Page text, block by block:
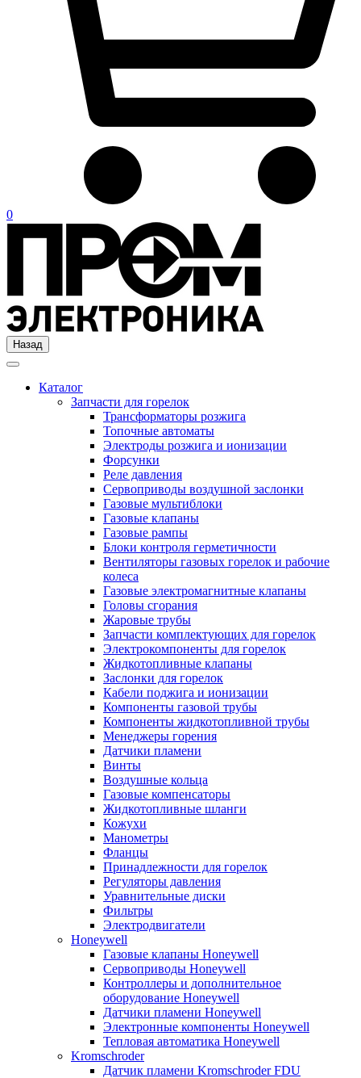
0
Назад
Каталог
Запчасти для горелок
Трансформаторы розжига
Топочные автоматы
Электроды розжига и ионизации
Форсунки
Реле давления
Сервоприводы воздушной заслонки
Газовые мультиблоки
Газовые клапаны
Газовые рампы
Блоки контроля герметичности
Вентиляторы газовых горелок и рабочие
колеса
Газовые электромагнитные клапаны
Головы сгорания
Жаровые трубы
Запчасти комплектующих для горелок
Электрокомпоненты для горелок
Жидкотопливные клапаны
Заслонки для горелок
Кабели поджига и ионизации
Компоненты газовой трубы
Компоненты жидкотопливной трубы
Менеджеры горения
Датчики пламени
Винты
Воздушные кольца
Газовые компенсаторы
Жидкотопливные шланги
Кожухи
Манометры
Фланцы
Принадлежности для горелок
Регуляторы давления
Уравнительные диски
Фильтры
Электродвигатели
Honeywell
Газовые клапаны Honeywell
Сервоприводы Honeywell
Контроллеры и дополнительное
оборудование Honeywell
Датчики пламени Honeywell
Электронные компоненты Honeywell
Тепловая автоматика Honeywell
Kromschroder
Датчик пламени Kromschroder FDU